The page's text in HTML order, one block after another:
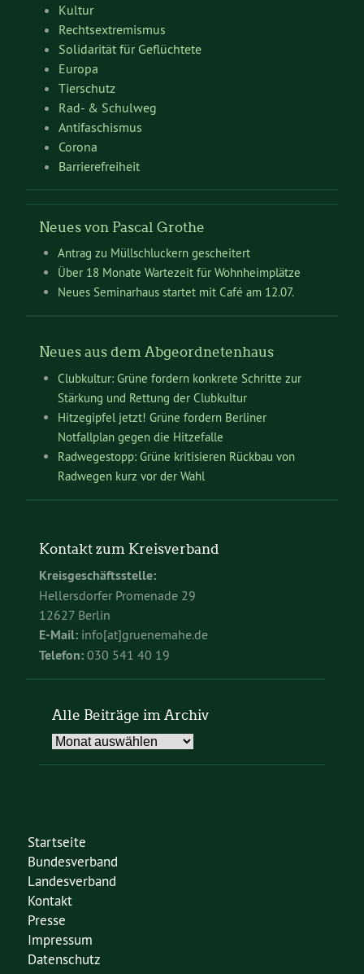
Kultur
Rechtsextremismus
Solidarität für Geflüchtete
Europa
Tierschutz
Rad- & Schulweg
Antifaschismus
Corona
Barrierefreiheit
Neues von Pascal Grothe
Antrag zu Müllschluckern gescheitert
Über 18 Monate Wartezeit für Wohnheimplätze
Neues Seminarhaus startet mit Café am 12.07.
Neues aus dem Abgeordnetenhaus
Clubkultur: Grüne fordern konkrete Schritte zur
Stärkung und Rettung der Clubkultur
Hitzegipfel jetzt! Grüne fordern Berliner
Notfallplan gegen die Hitzefalle
Radwegestopp: Grüne kritisieren Rückbau von
Radwegen kurz vor der Wahl
Kontakt zum Kreisverband
Kreisgeschäftsstelle:
Hellersdorfer Promenade 29
12627 Berlin
E-Mail: info[at]gruenemahe.de
Telefon: 030 541 40 19
Alle Beiträge im Archiv
Alle
Startseite
Bundesverband
Landesverband
Kontakt
Presse
Impressum
Datenschutz